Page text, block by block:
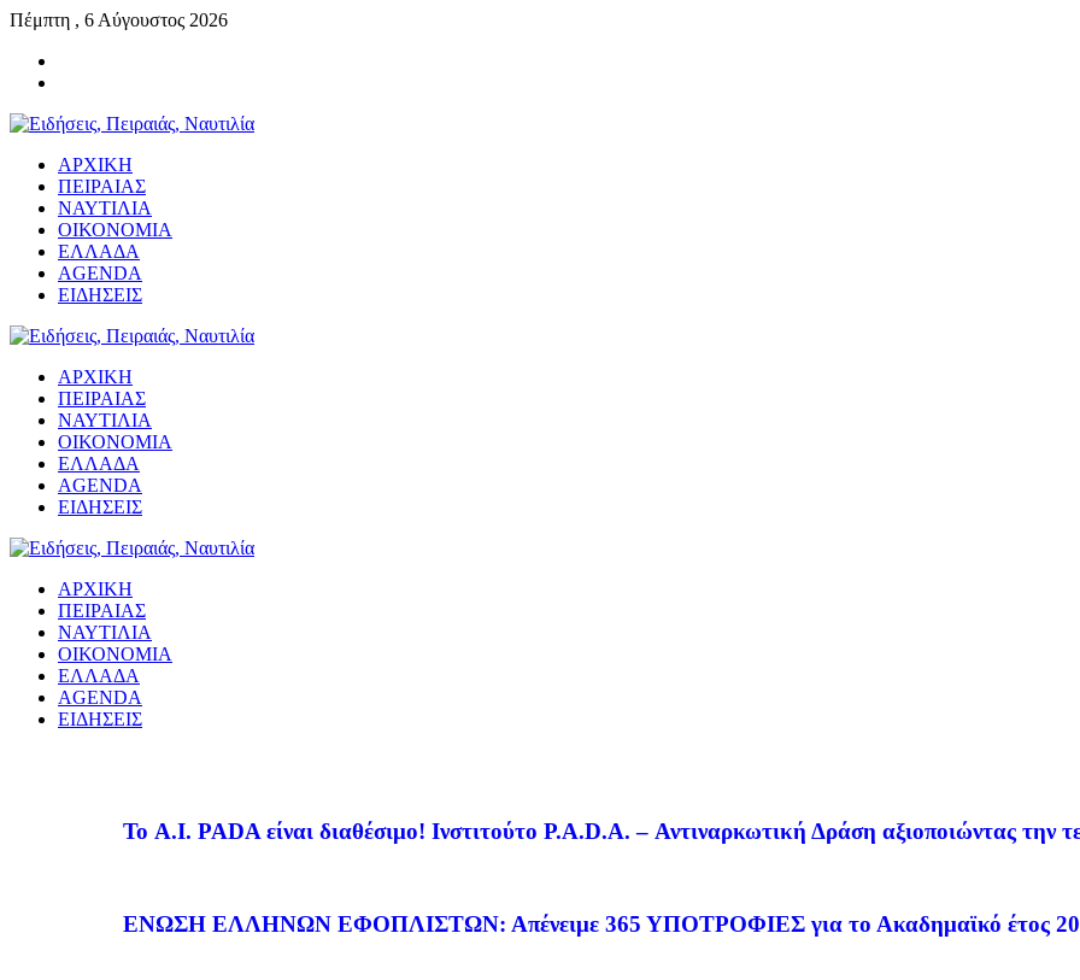
Πέμπτη , 6 Αύγουστος 2026
ΑΡΧΙΚΗ
ΠΕΙΡΑΙΑΣ
ΝΑΥΤΙΛΙΑ
ΟΙΚΟΝΟΜΙΑ
ΕΛΛΑΔΑ
AGENDA
ΕΙΔΗΣΕΙΣ
ΑΡΧΙΚΗ
ΠΕΙΡΑΙΑΣ
ΝΑΥΤΙΛΙΑ
ΟΙΚΟΝΟΜΙΑ
ΕΛΛΑΔΑ
AGENDA
ΕΙΔΗΣΕΙΣ
ΑΡΧΙΚΗ
ΠΕΙΡΑΙΑΣ
ΝΑΥΤΙΛΙΑ
ΟΙΚΟΝΟΜΙΑ
ΕΛΛΑΔΑ
AGENDA
ΕΙΔΗΣΕΙΣ
Το A.I. PADA είναι διαθέσιμο! Ινστιτούτο P.A.D.A. – Αντιναρκωτική Δράση αξιοποιώντας την
ΕΝΩΣΗ ΕΛΛΗΝΩΝ ΕΦΟΠΛΙΣΤΩΝ: Απένειμε 365 ΥΠΟΤΡΟΦΙΕΣ για το Ακαδημαϊκό έτος